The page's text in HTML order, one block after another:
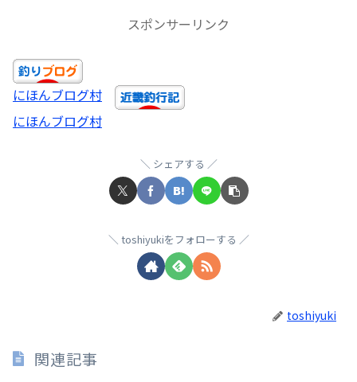
スポンサーリンク
にほんブログ村
にほんブログ村
シェアする
toshiyukiをフォローする
toshiyuki
関連記事